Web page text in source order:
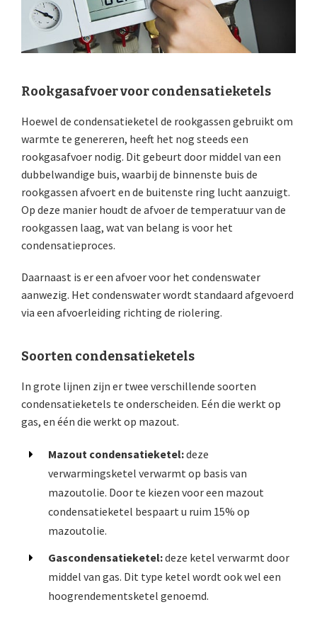
Rookgasafvoer voor condensatieketels
Hoewel de condensatieketel de rookgassen gebruikt om
warmte te genereren, heeft het nog steeds een
rookgasafvoer nodig. Dit gebeurt door middel van een
dubbelwandige buis, waarbij de binnenste buis de
rookgassen afvoert en de buitenste ring lucht aanzuigt.
Op deze manier houdt de afvoer de temperatuur van de
rookgassen laag, wat van belang is voor het
condensatieproces.
Daarnaast is er een afvoer voor het condenswater
aanwezig. Het condenswater wordt standaard afgevoerd
via een afvoerleiding richting de riolering.
Soorten condensatieketels
In grote lijnen zijn er twee verschillende soorten
condensatieketels te onderscheiden. Eén die werkt op
gas, en één die werkt op mazout.
Mazout condensatieketel:deze
verwarmingsketel verwarmt op basis van
mazoutolie. Door te kiezen voor een mazout
condensatieketel bespaart u ruim 15% op
mazoutolie.
Gascondensatieketel:deze ketel verwarmt door
middel van gas. Dit type ketel wordt ook wel een
hoogrendementsketel genoemd.